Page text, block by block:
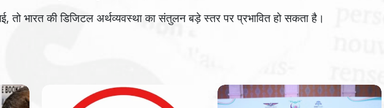
तो भारत की डिजिटल अर्थव्यवस्था का संतुलन बड़े स्तर पर प्रभावित हो सकता है।